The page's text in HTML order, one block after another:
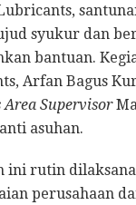
syukur dan
bantuan.
Arfan Bagus
Area Supervisor
asuhan.
ini rutin
perusahaan